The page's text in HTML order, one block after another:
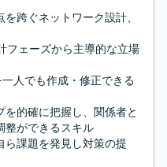
跨ぐネットワーク設計、
フェーズから主導的な立場
人でも作成・修正できる
を的確に把握し、関係者と
整ができるスキル
ら課題を発見し対策の提